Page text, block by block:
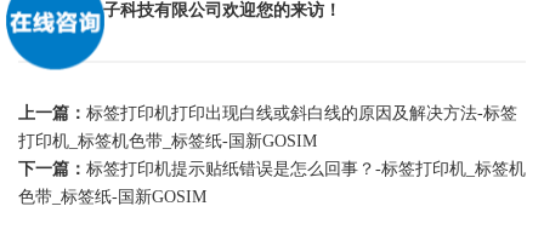
广州国新电子科技有限公司欢迎您的来访！
上一篇： 标签打印机打印出现白线或斜白线的原因及解决方法-标签
打印机_标签机色带_标签纸-国新GOSIM
下一篇： 标签打印机提示贴纸错误是怎么回事？-标签打印机_标签机
色带_标签纸-国新GOSIM